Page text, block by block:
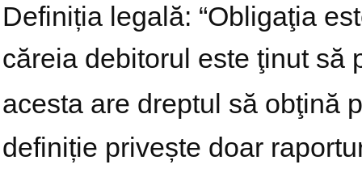
Definiția legală: “Obligaţia
căreia debitorul este ţinut să
acesta are dreptul să obţină
definiție privește doar